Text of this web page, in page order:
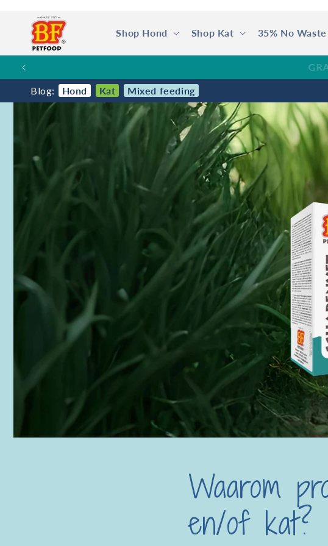
naar de
content
Shop Hond Shop Kat 35% No
SPAAR
Blog: Hond Kat Mixed feeding
Waarom
en/of kat?